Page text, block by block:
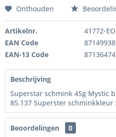
Onthouden
Artikelnr.
41772-
EAN Code
EAN-13 Code
Beschrijving
Superstar schmink 45g Mystic
85.137 Superster schminkkleur
Beoordelingen
0